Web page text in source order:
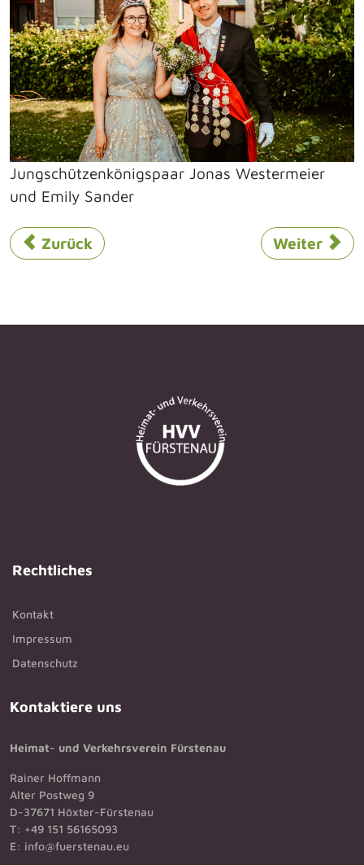
Jungschützenkönigspaar Jonas Westermeier
und Emily Sander
Vorheriger Beitrag: Fürstenau radelt wieder
Zurück Nächster
Weiter
Rechtliches
Kontakt
Impressum
Datenschutz
Kontaktiere uns
Heimat- und Verkehrsverein Fürstenau
Rainer Hoffmann
Alter Postweg 9
D-37671 Höxter-Fürstenau
T: +49 151 56165093
E: info@fuerstenau.eu